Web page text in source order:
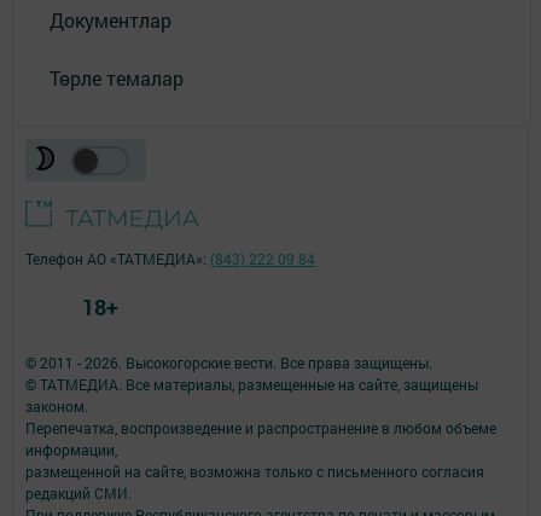
Документлар
Төрле темалар
© 2011 - 2026. Высокогорские вести. Все права защищены.
© ТАТМЕДИА. Все материалы, размещенные на сайте, защищены
законом.
Перепечатка, воспроизведение и распространение в любом объеме
информации,
размещенной на сайте, возможна только с письменного согласия
редакций СМИ.
Телефон АО «ТАТМЕДИА»: (843) 222 09 84
18+